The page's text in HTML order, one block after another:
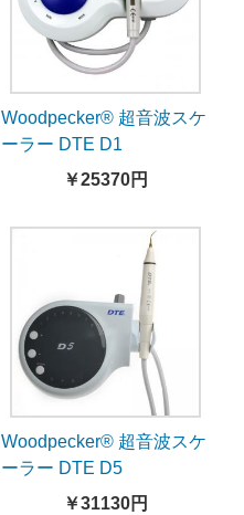
Woodpecker® 超音波スケ
ーラー DTE D1
￥25370円
Woodpecker® 超音波スケ
ーラー DTE D5
￥31130円